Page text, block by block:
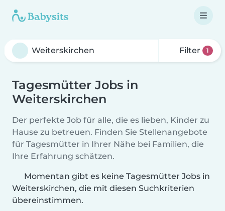
Filter 1
Tagesmütter Jobs in
Weiterskirchen
Der perfekte Job für alle, die es lieben, Kinder zu
Hause zu betreuen. Finden Sie Stellenangebote
für Tagesmütter in Ihrer Nähe bei Familien, die
Ihre Erfahrung schätzen.
Momentan gibt es keine Tagesmütter Jobs in
Weiterskirchen, die mit diesen Suchkriterien
übereinstimmen.